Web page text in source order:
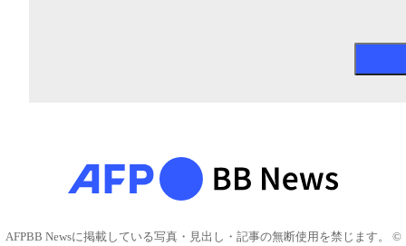
AFPBB Newsに掲載している写真・見出し・記事の無断使用を禁じます。 ©